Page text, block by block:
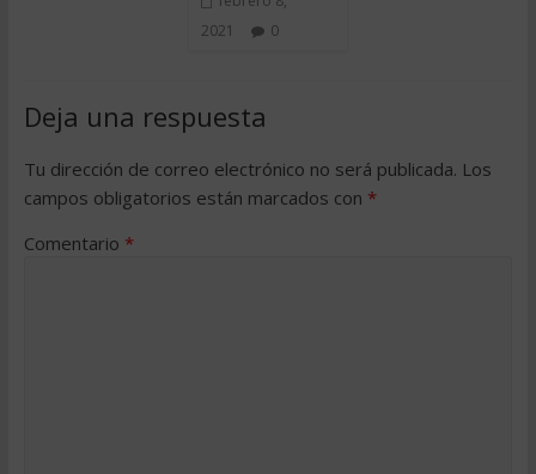
2021
0
Deja una respuesta
Tu dirección de correo electrónico no será publicada. Los
campos obligatorios están marcados con *
Comentario *